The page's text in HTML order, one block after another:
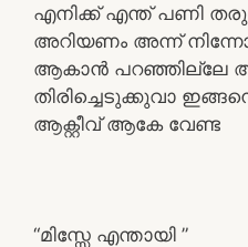
എനിക്ക് എന്ത് പണി
അറിയണം അന്ന്
ആകാൻ പറഞ്ഞില്ലേ
തിരിച്ചെടുക്കുവാ
ആക്റ്റീവ് ആകേ വേണ്ട
“മിസ്സേ എന്തായി ”